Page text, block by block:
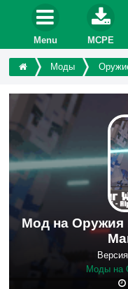
Menu MCPE
Моды
Мод на Оружия
Моды на